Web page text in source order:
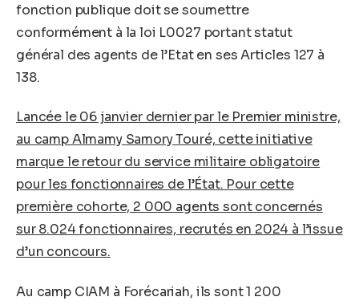
fonction publique doit se soumettre
conformément à la loi L0027 portant statut
général des agents de l’Etat en ses Articles 127 à
138.
Lancée le 06 janvier dernier par le Premier ministre,
au camp Almamy Samory Touré, cette initiative
marque le retour du service militaire obligatoire
pour les fonctionnaires de l’État. Pour cette
première cohorte, 2 000 agents sont concernés
sur 8.024 fonctionnaires, recrutés en 2024 à l’issue
d’un concours.
Au camp CIAM à Forécariah, ils sont 1 200